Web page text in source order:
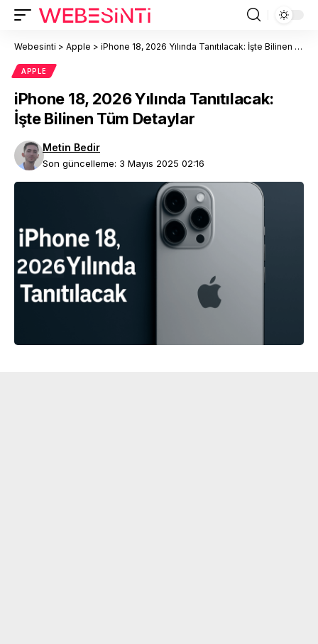
Webesinti > Apple > iPhone 18, 2026 Yılında Tanıtılacak: İşte Bilinen Tüm Detaylar
APPLE
iPhone 18, 2026 Yılında Tanıtılacak:
İşte Bilinen Tüm Detaylar
Son güncelleme: 3 Mayıs 2025 02:16
Metin Bedir